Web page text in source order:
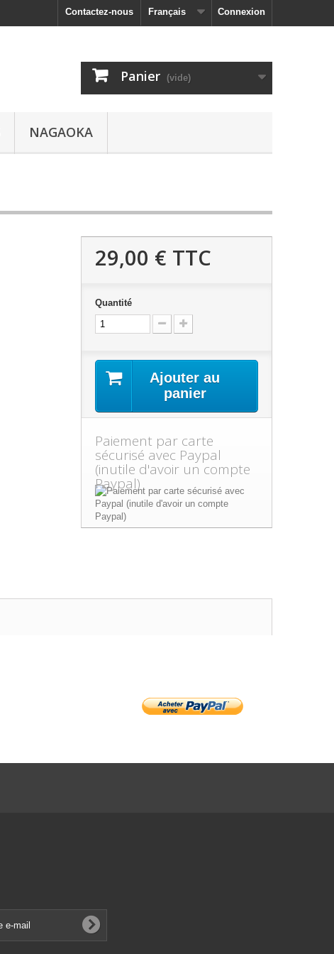
Connexion
Français
Contactez-nous
Panier (vide)
NAGAOKA
29,00 € TTC
Quantité
Ajouter au
panier
Paiement par carte
sécurisé avec Paypal
(inutile d'avoir un compte
Paypal)